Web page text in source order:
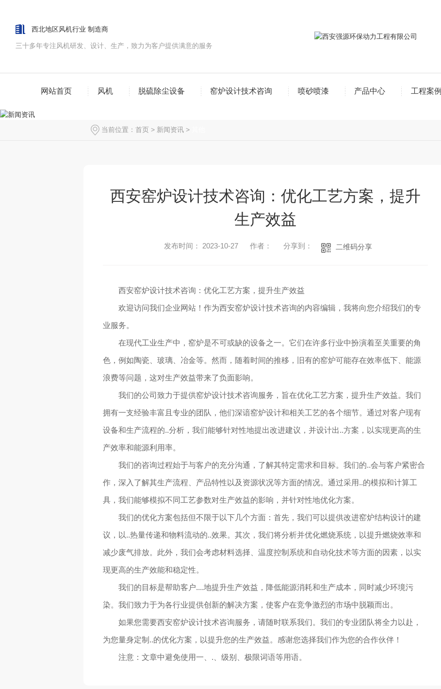
西北地区风机行业 制造商
三十多年专注风机研发、设计、生产，致力为客户提供满意的服务
网站首页 风机 脱硫除尘设备 窑炉设计技术咨询 喷砂喷漆 产品中心 工程案例
当前位置： 首页 > 新闻资讯 >
西安窑炉设计技术咨询：优化工艺方案，提升
生产效益
发布时间： 2023-10-27 作者： 分享到： 二维码分享
西安窑炉设计技术咨询：优化工艺方案，提升生产效益
欢迎访问我们企业网站！作为西安窑炉设计技术咨询的内容编辑，我将向您介绍我们的专
业服务。
在现代工业生产中，窑炉是不可或缺的设备之一。它们在许多行业中扮演着至关重要的角
色，例如陶瓷、玻璃、冶金等。然而，随着时间的推移，旧有的窑炉可能存在效率低下、能源
浪费等问题，这对生产效益带来了负面影响。
我们的公司致力于提供窑炉设计技术咨询服务，旨在优化工艺方案，提升生产效益。我们
拥有一支经验丰富且专业的团队，他们深谙窑炉设计和相关工艺的各个细节。通过对客户现有
设备和生产流程的..分析，我们能够针对性地提出改进建议，并设计出..方案，以实现更高的生
产效率和能源利用率。
我们的咨询过程始于与客户的充分沟通，了解其特定需求和目标。我们的..会与客户紧密合
作，深入了解其生产流程、产品特性以及资源状况等方面的情况。通过采用..的模拟和计算工
具，我们能够模拟不同工艺参数对生产效益的影响，并针对性地优化方案。
我们的优化方案包括但不限于以下几个方面：首先，我们可以提供改进窑炉结构设计的建
议，以..热量传递和物料流动的..效果。其次，我们将分析并优化燃烧系统，以提升燃烧效率和
减少废气排放。此外，我们会考虑材料选择、温度控制系统和自动化技术等方面的因素，以实
现更高的生产效能和稳定性。
我们的目标是帮助客户....地提升生产效益，降低能源消耗和生产成本，同时减少环境污
染。我们致力于为各行业提供创新的解决方案，使客户在竞争激烈的市场中脱颖而出。
如果您需要西安窑炉设计技术咨询服务，请随时联系我们。我们的专业团队将全力以赴，
为您量身定制..的优化方案，以提升您的生产效益。感谢您选择我们作为您的合作伙伴！
注意：文章中避免使用一、.、级别、极限词语等用语。